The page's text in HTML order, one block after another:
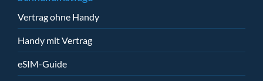
Vertrag ohne Handy
Handy mit Vertrag
eSIM-Guide